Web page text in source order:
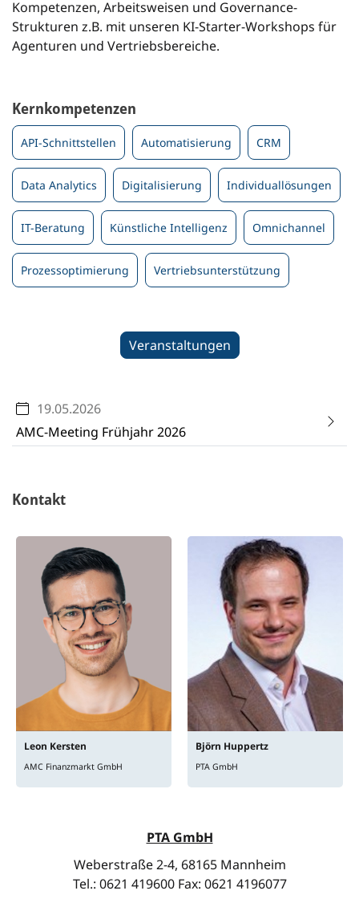
Kompetenzen, Arbeitsweisen und Governance-
Strukturen z.B. mit unseren KI-Starter-Workshops für
Agenturen und Vertriebsbereiche.
Kernkompetenzen
API-Schnittstellen Automatisierung CRM
Data Analytics Digitalisierung Individuallösungen
IT-Beratung Künstliche Intelligenz Omnichannel
Prozessoptimierung Vertriebsunterstützung
Veranstaltungen
19.05.2026
AMC-Meeting Frühjahr 2026
Kontakt
Leon Kersten
AMC Finanzmarkt GmbH
Björn Huppertz
PTA GmbH
PTA GmbH
Weberstraße 2-4, 68165 Mannheim
Tel.: 0621 419600 Fax: 0621 4196077